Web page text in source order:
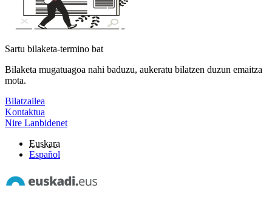
Sartu bilaketa-termino bat
Bilaketa mugatuagoa nahi baduzu, aukeratu bilatzen duzun emaitza
mota.
Bilatzailea
Kontaktua
Nire Lanbidenet
Euskara
Español